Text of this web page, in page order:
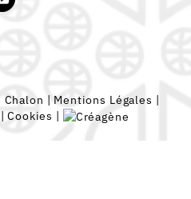
Chalon | Mentions Légales |
|Cookies |